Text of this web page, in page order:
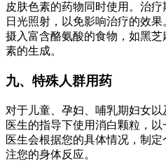
皮肤色素的药物同时使用。治
日光照射，以免影响治疗的效
摄入富含酪氨酸的食物，如黑
素的生成。
九、特殊人群用药
对于儿童、孕妇、哺乳期妇女
医生的指导下使用消白颗粒，以
医生会根据您的具体情况，制
注您的身体反应。